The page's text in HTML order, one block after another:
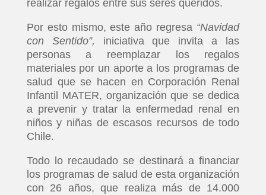
realizar regalos entre sus seres queridos.
Por esto mismo, este año regresa “Navidad
con Sentido”, iniciativa que invita a las
personas a reemplazar los regalos
materiales por un aporte a los programas de
salud que se hacen en Corporación Renal
Infantil MATER, organización que se dedica
a prevenir y tratar la enfermedad renal en
niños y niñas de escasos recursos de todo
Chile.
Todo lo recaudado se destinará a financiar
los programas de salud de esta organización
con 26 años, que realiza más de 14.000